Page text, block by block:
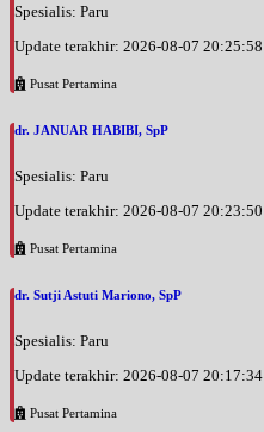
Spesialis: Paru
Update terakhir: 2026-08-07 20:25:58
Pusat Pertamina
dr. JANUAR HABIBI, SpP
Spesialis: Paru
Update terakhir: 2026-08-07 20:23:50
Pusat Pertamina
dr. Sutji Astuti Mariono, SpP
Spesialis: Paru
Update terakhir: 2026-08-07 20:17:34
Pusat Pertamina